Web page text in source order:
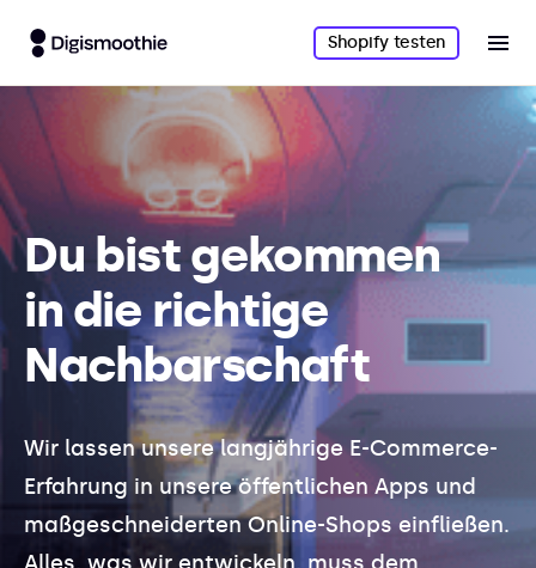
Shopify testen
Du bist gekommen
in die richtige
Nachbarschaft
Wir lassen unsere langjährige E-Commerce-
Erfahrung in unsere öffentlichen Apps und
maßgeschneiderten Online-Shops einfließen.
Alles, was wir entwickeln, muss dem